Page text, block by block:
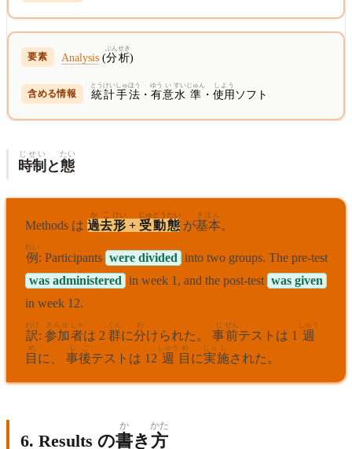
Analysis (分
ぶん
析
せき
)
統計
とうけい
手法
しゅほう
・有
ゆう
意
い
水
すい
準
じゅん
・使用
しよう
ソフト
時制
じせい
と態
たい
Methods は 過去
かこ
形
けい
+ 受動態
じゅどうたい
が基本
きほん
。
例
れい
: Participants were divided into two groups. The pre-test
was administered in week 1, and the post-test was given
in week 12.
訳
わけ
: 参加
さんか
者
しゃ
は 2 群
ぐん
に分
わ
けられた。 事
じ
前
ぜん
テストは 1 週
しゅう
目
め
に、 事
じ
後
ご
テストは 12 週
しゅう
目
め
に実
じっ
施
し
された。
6. Results の書
か
き方
かた